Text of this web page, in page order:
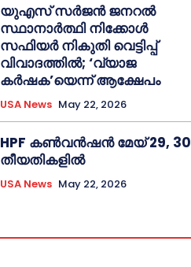
യുഎസ് സർജൻ ജനറൽ
സ്ഥാനാർത്ഥി നിക്കോൾ
സഫിയർ നികുതി വെട്ടിപ്പ്
വിവാദത്തിൽ; ‘വ്യാജ
കർഷക’യെന്ന് ആക്ഷേപം
USA News May 22, 2026
HPF കൺവൻഷൻ മേയ് 29, 30
തീയതികളിൽ
USA News May 22, 2026